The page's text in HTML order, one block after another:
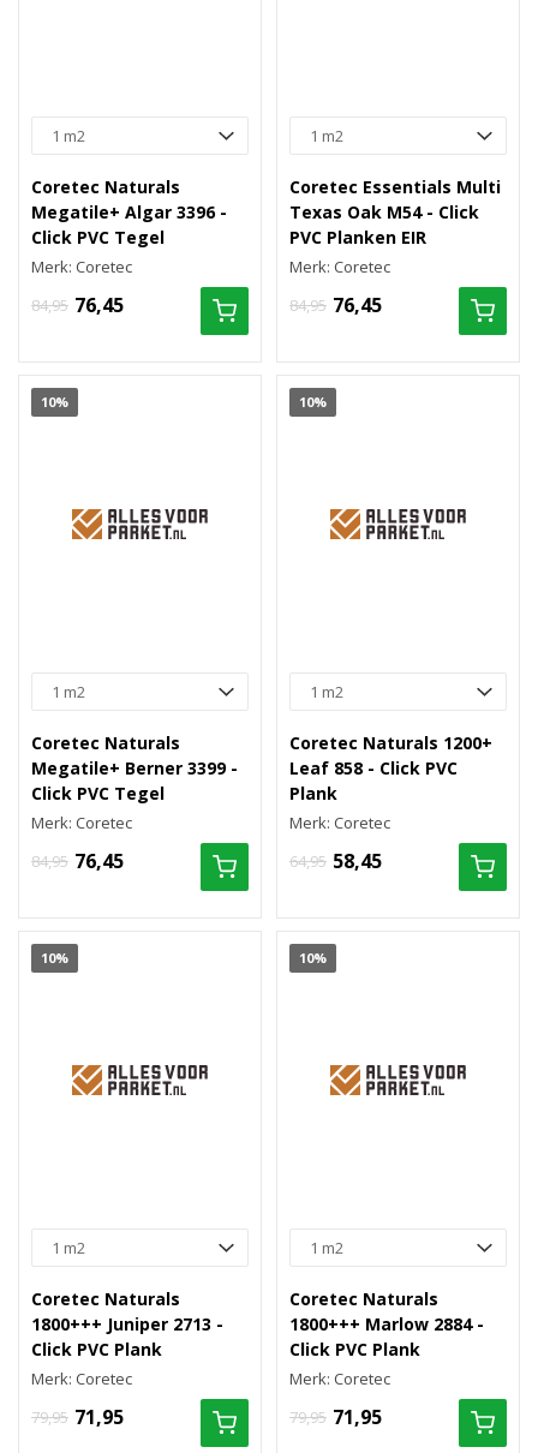
Coretec Naturals
Megatile+ Algar 3396 -
Click PVC Tegel
Merk: Coretec
84,95 76,45
Coretec Essentials Multi
Texas Oak M54 - Click
PVC Planken EIR
Merk: Coretec
84,95 76,45
10%
Coretec Naturals
Megatile+ Berner 3399 -
Click PVC Tegel
Merk: Coretec
84,95 76,45
10%
Coretec Naturals 1200+
Leaf 858 - Click PVC
Plank
Merk: Coretec
64,95 58,45
10%
Coretec Naturals
1800+++ Juniper 2713 -
Click PVC Plank
Merk: Coretec
79,95 71,95
10%
Coretec Naturals
1800+++ Marlow 2884 -
Click PVC Plank
Merk: Coretec
79,95 71,95